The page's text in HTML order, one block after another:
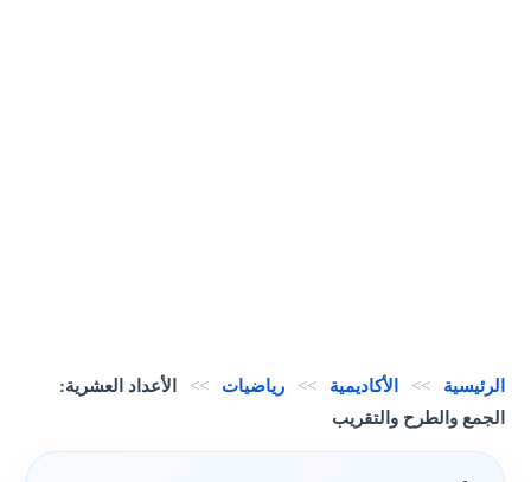
الرئيسية >> الأكاديمية >> رياضيات >>
الأعداد العشرية:
الجمع والطرح والتقريب